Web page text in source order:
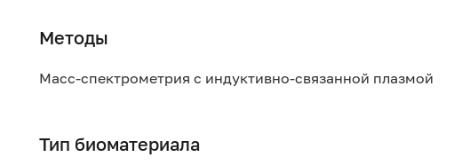
Методы
Масс-спектрометрия с индуктивно-связанной плазмой
Тип биоматериала